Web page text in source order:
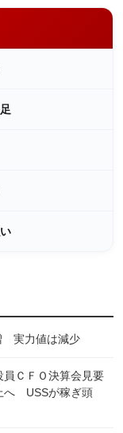
実力値は減少
員ＣＦＯ決算会見要
へ USSが稼ぎ頭